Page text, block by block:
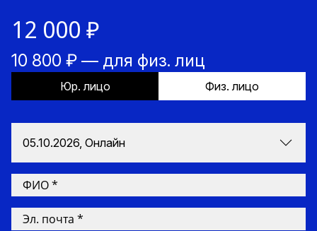
12 000 ₽
10 800 ₽ — для физ. лиц
Юр. лицо Физ. лицо
05.10.2026, Онлайн